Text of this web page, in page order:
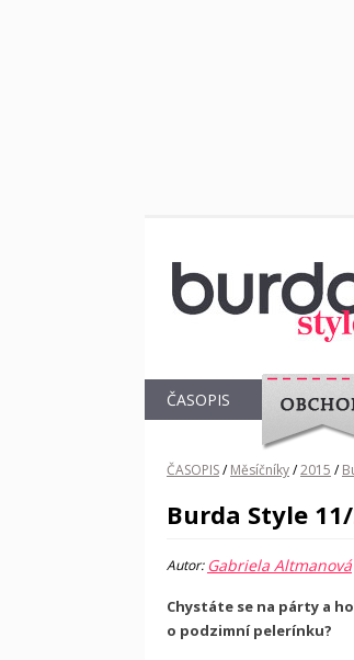
ČASOPIS
OBCHOD
ČASOPIS/ Měsíčníky/2015 /
Burda Style
Autor: Gabriela Altmanová
Chystáte se na párty a
o podzimní pelerínku?